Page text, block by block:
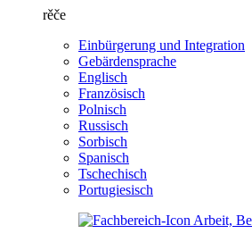
rěče
Einbürgerung und Integration
Gebärdensprache
Englisch
Französisch
Polnisch
Russisch
Sorbisch
Spanisch
Tschechisch
Portugiesisch